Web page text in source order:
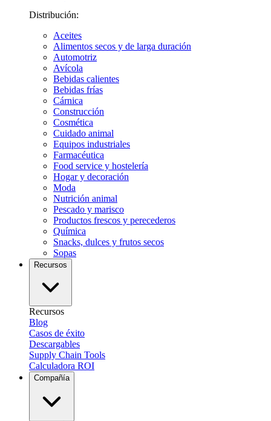
Distribución:
Aceites
Alimentos secos y de larga duración
Automotriz
Avícola
Bebidas calientes
Bebidas frías
Cárnica
Construcción
Cosmética
Cuidado animal
Equipos industriales
Farmacéutica
Food service y hostelería
Hogar y decoración
Moda
Nutrición animal
Pescado y marisco
Productos frescos y perecederos
Química
Snacks, dulces y frutos secos
Sopas
Recursos
Recursos
Blog
Casos de éxito
Descargables
Supply Chain Tools
Calculadora ROI
Compañía